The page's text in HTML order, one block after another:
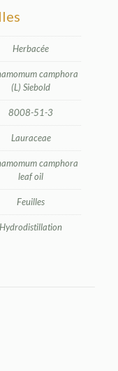
Herbacée
camphora
(L) Siebold
8008-51-3
Lauraceae
camphora
leaf oil
Feuilles
Hydrodistillation